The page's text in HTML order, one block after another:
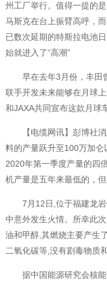
州工厂举行。值得一提的
马斯克在台上振臂高呼，
已数次延期的特斯拉电池
始就进入了“高潮”
早在去年3月份，丰田曾
联手开发未来能够在月球
和JAXA共同宣布这款月球
【电缆网讯】彭博社消
料的产量跃升至100万加
2020年第一季度产量的四
机产量是五年来最低的，
7月12日,位于福建龙岩
中意外发生火情。所幸此
油和甲醇,其燃烧主要产生
二氧化碳等,没有剧毒物质
据中国能源研究会核能